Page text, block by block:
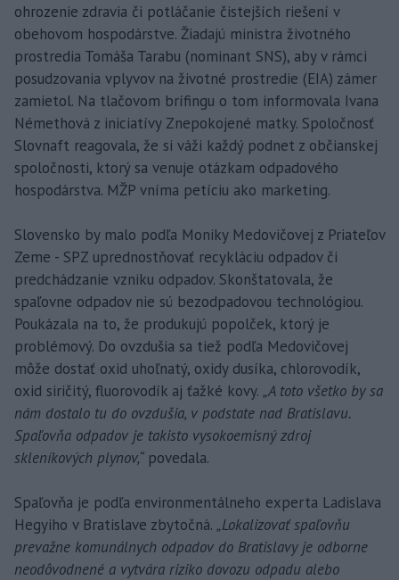
ohrozenie zdravia či potláčanie čistejších riešení v
obehovom hospodárstve. Žiadajú ministra životného
prostredia Tomáša Tarabu (nominant SNS), aby v rámci
posudzovania vplyvov na životné prostredie (EIA) zámer
zamietol. Na tlačovom brífingu o tom informovala Ivana
Némethová z iniciatívy Znepokojené matky. Spoločnosť
Slovnaft reagovala, že si váži každý podnet z občianskej
spoločnosti, ktorý sa venuje otázkam odpadového
hospodárstva. MŽP vníma petíciu ako marketing.
Slovensko by malo podľa Moniky Medovičovej z Priateľov
Zeme - SPZ uprednostňovať recykláciu odpadov či
predchádzanie vzniku odpadov. Skonštatovala, že
spaľovne odpadov nie sú bezodpadovou technológiou.
Poukázala na to, že produkujú popolček, ktorý je
problémový. Do ovzdušia sa tiež podľa Medovičovej
môže dostať oxid uhoľnatý, oxidy dusíka, chlorovodík,
oxid siričitý, fluorovodík aj ťažké kovy. „A toto všetko by sa
nám dostalo tu do ovzdušia, v podstate nad Bratislavu.
Spaľovňa odpadov je takisto vysokoemisný zdroj
skleníkových plynov,“ povedala.
Spaľovňa je podľa environmentálneho experta Ladislava
Hegyiho v Bratislave zbytočná. „Lokalizovať spaľovňu
prevažne komunálnych odpadov do Bratislavy je odborne
neodôvodnené a vytvára riziko dovozu odpadu alebo